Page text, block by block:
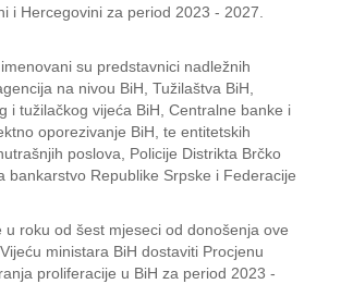
i Hercegovini za period 2023 - 2027.
su predstavnici nadležnih
na nivou BiH, Tužilaštva BiH,
i tužilačkog vijeća BiH, Centralne banke i
oporezivanje BiH, te entitetskih
poslova, Policije Distrikta Brčko
bankarstvo Republike Srpske i Federacije
u roku od šest mjeseci od donošenja ove
ministara BiH dostaviti Procjenu
proliferacije u BiH za period 2023 -